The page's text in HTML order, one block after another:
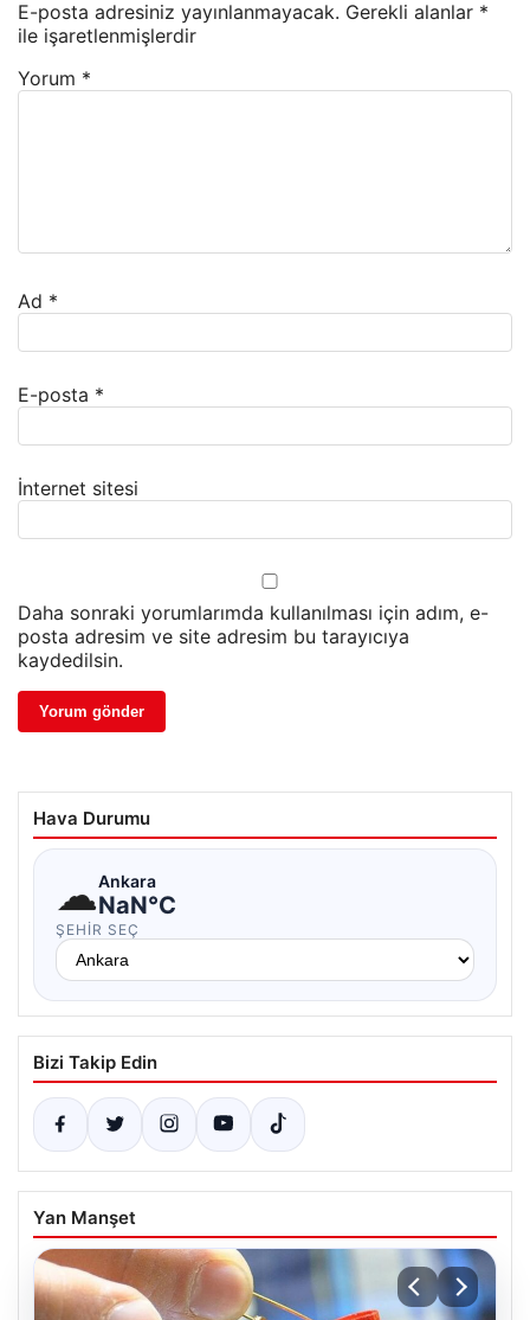
E-posta adresiniz yayınlanmayacak. Gerekli alanlar *
ile işaretlenmişlerdir
Yorum *
Ad *
E-posta *
İnternet sitesi
Daha sonraki yorumlarımda kullanılması için adım, e-
posta adresim ve site adresim bu tarayıcıya
kaydedilsin.
Hava Durumu
☁Ankara
NaN°C
ŞEHIR SEÇ
Bizi Takip Edin
Yan Manşet